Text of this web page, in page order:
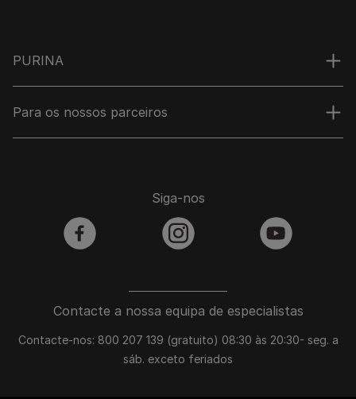
PURINA
Para os nossos parceiros
Contacte a nossa equipa de especialistas
Contacte-nos: 800 207 139 (gratuito) 08:30 às 20:30- seg. a
sáb. exceto feriados
Siga-nos
facebook instagram youtube